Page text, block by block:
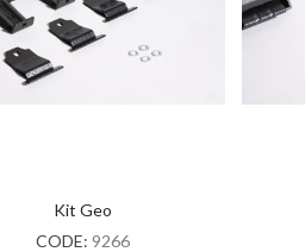
Kit Geo
CODE: 9266